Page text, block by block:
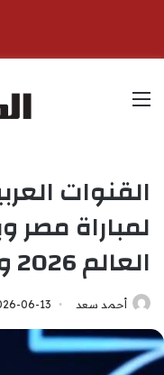
القائمة
القنوات
لمباراة
العالم 2026 والترددات
أحمد سعد 06-13